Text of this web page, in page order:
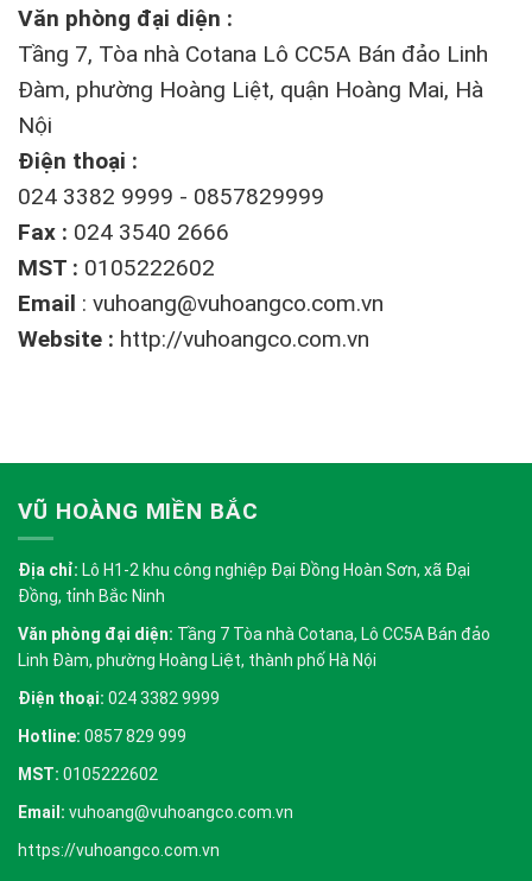
Văn phòng đại diện :
Tầng 7, Tòa nhà Cotana Lô CC5A Bán đảo Linh
Đàm, phường Hoàng Liệt, quận Hoàng Mai, Hà
Nội
Điện thoại :
024 3382 9999 - 0857829999
Fax : 024 3540 2666
MST : 0105222602
Email : vuhoang@vuhoangco.com.vn
Website : http://vuhoangco.com.vn
VŨ HOÀNG MIỀN BẮC
Địa chỉ: Lô H1-2 khu công nghiệp Đại Đồng Hoàn Sơn, xã Đại
Đồng, tỉnh Bắc Ninh
Văn phòng đại diện: Tầng 7 Tòa nhà Cotana, Lô CC5A Bán đảo
Linh Đàm, phường Hoàng Liệt, thành phố Hà Nội
Điện thoại: 024 3382 9999
Hotline: 0857 829 999
MST: 0105222602
Email: vuhoang@vuhoangco.com.vn
https://vuhoangco.com.vn